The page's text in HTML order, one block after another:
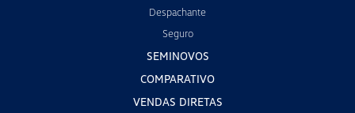
Despachante
Seguro
SEMINOVOS
COMPARATIVO
VENDAS DIRETAS